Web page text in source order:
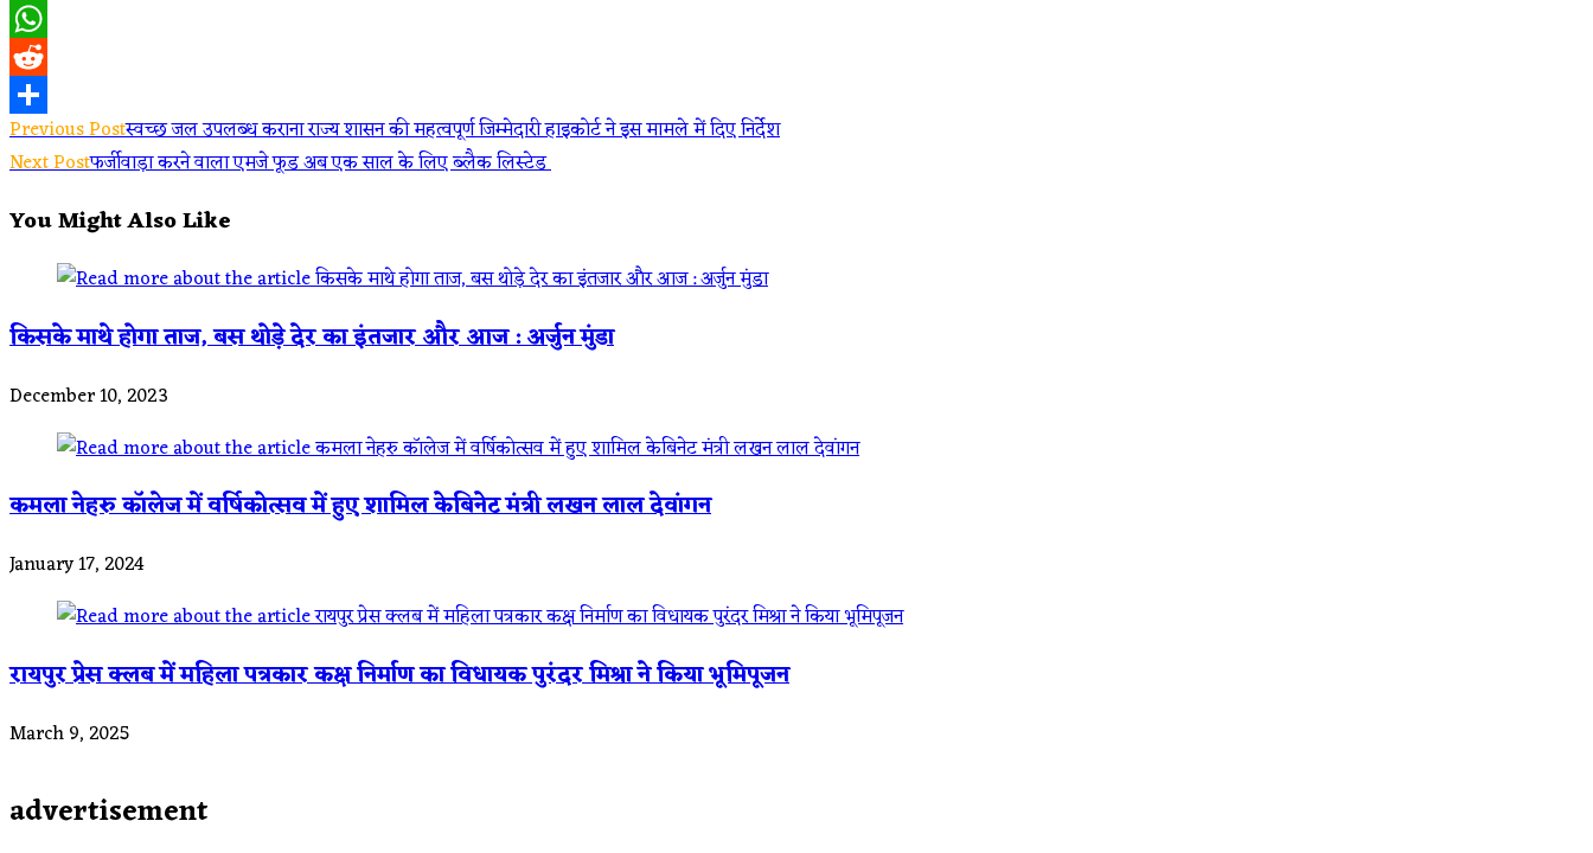
Twitter
WhatsApp
Reddit
Share
Read
more
articles
Previous Postस्वच्छ जल उपलब्ध कराना राज्य शासन की महत्वपूर्ण जिम्मेदारी हाइकोर्ट ने इस मामले में दिए निर्देश
Next Postफर्जीवाड़ा करने वाला एमजे फूड अब एक साल के लिए ब्लैक लिस्टेड
You Might Also Like
किसके माथे होगा ताज, बस थोड़े देर का इंतजार और आज : अर्जुन मुंडा
December 10, 2023
कमला नेहरु कॉलेज में वर्षिकोत्सव में हुए शामिल केबिनेट मंत्री लखन लाल देवांगन
January 17, 2024
रायपुर प्रेस क्लब में महिला पत्रकार कक्ष निर्माण का विधायक पुरंदर मिश्रा ने किया भूमिपूजन
March 9, 2025
advertisement